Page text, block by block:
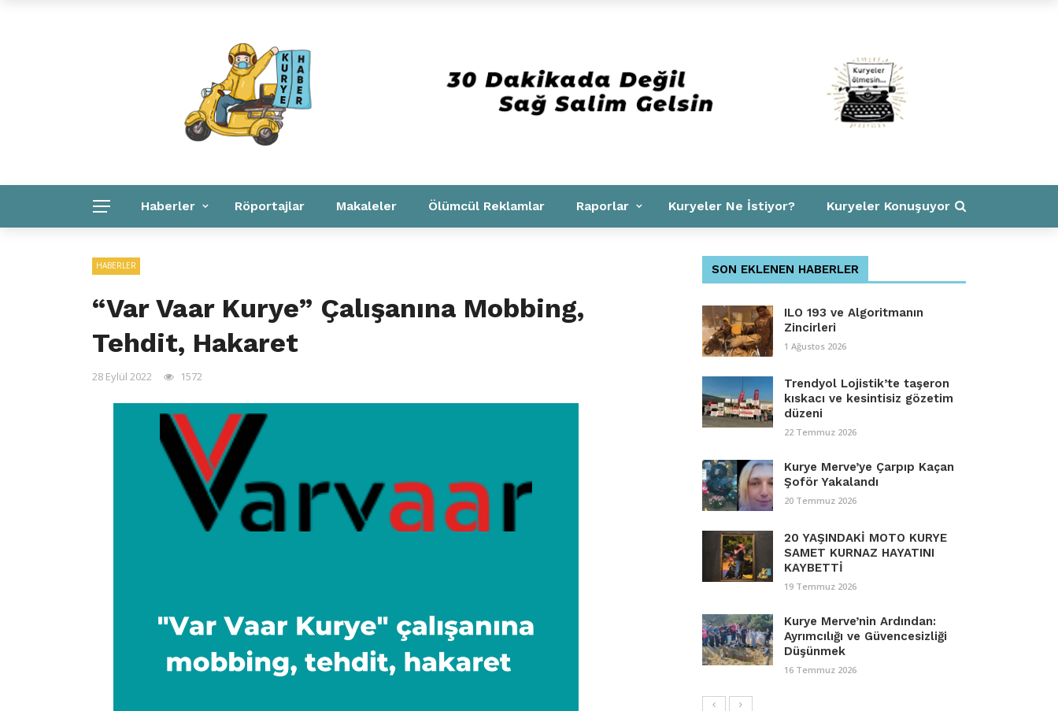
Haberler Röportajlar Makaleler Ölümcül Reklamlar Raporlar Kuryeler Ne İstiyor? Kuryeler Konuşuyor
HABERLER
“Var Vaar Kurye” Çalışanına Mobbing,
Tehdit, Hakaret
28 Eylül 2022 1572
SON EKLENEN HABERLER
ILO 193 ve Algoritmanın
Zincirleri
1 Ağustos 2026
Trendyol Lojistik’te taşeron
kıskacı ve kesintisiz gözetim
düzeni
22 Temmuz 2026
Kurye Merve’ye Çarpıp Kaçan
Şoför Yakalandı
20 Temmuz 2026
20 YAŞINDAKİ MOTO KURYE
SAMET KURNAZ HAYATINI
KAYBETTİ
19 Temmuz 2026
Kurye Merve’nin Ardından:
Ayrımcılığı ve Güvencesizliği
Düşünmek
16 Temmuz 2026